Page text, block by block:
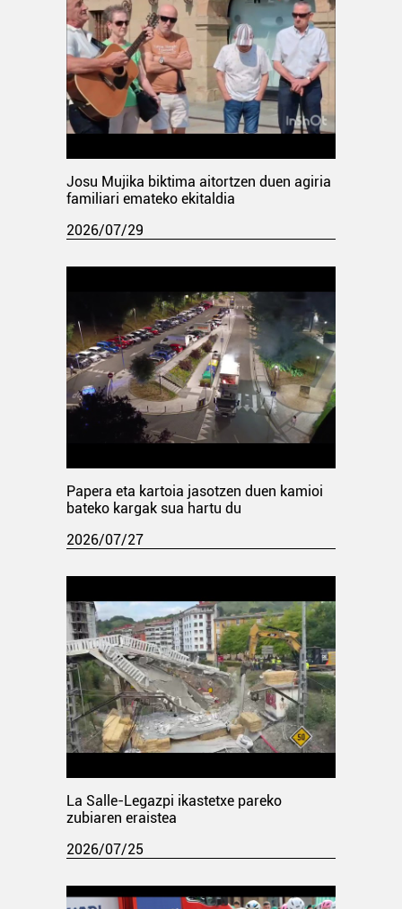
Josu Mujika biktima aitortzen duen agiria
familiari emateko ekitaldia
2026/07/29
Papera eta kartoia jasotzen duen kamioi
bateko kargak sua hartu du
2026/07/27
La Salle-Legazpi ikastetxe pareko
zubiaren eraistea
2026/07/25